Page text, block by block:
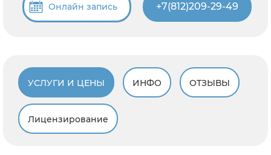
Онлайн запись +7(812)209-29-49
УСЛУГИ И ЦЕНЫ ИНФО ОТЗЫВЫ
Лицензирование